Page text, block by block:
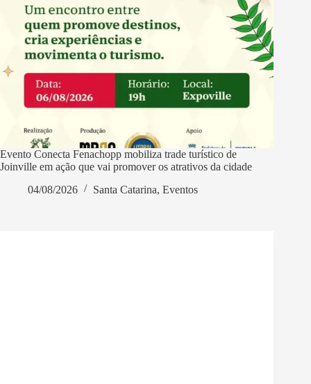
Evento Conecta Fenachopp mobiliza trade turístico de
Joinville em ação que vai promover os atrativos da cidade
04/08/2026
Santa Catarina, Eventos